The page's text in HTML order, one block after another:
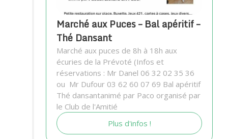
Marché aux Puces – Bal apéritif –
Thé Dansant
Marché aux puces de 8h à 18h aux
écuries de la Prévoté (Infos et
réservations : Mr Danel 06 32 02 35 36
ou Mr Dufour 03 62 60 07 69 Bal apéritif
Thé dansantanimé par Paco organisé par
le Club de l'Amitié
Plus d'infos !